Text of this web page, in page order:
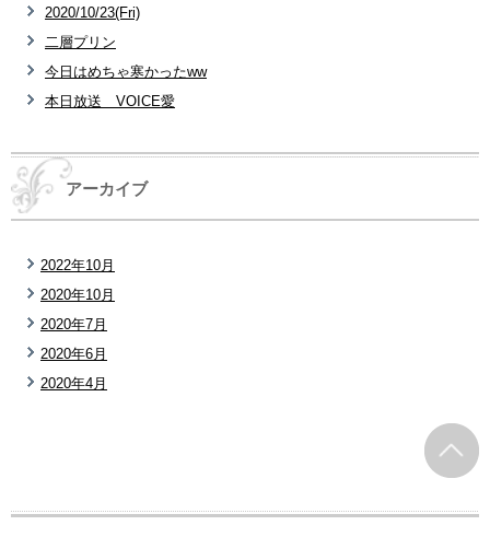
2020/10/23(Fri)
二層プリン
今日はめちゃ寒かったww
本日放送 VOICE愛
アーカイブ
2022年10月
2020年10月
2020年7月
2020年6月
2020年4月